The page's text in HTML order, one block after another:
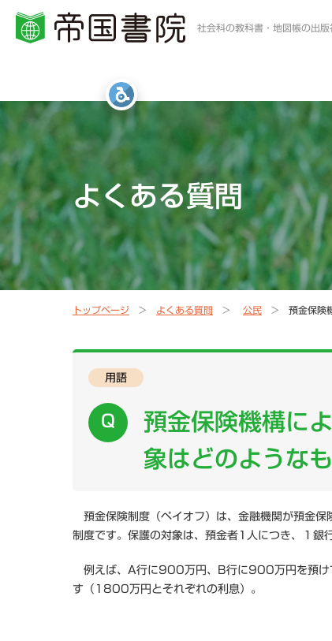
社会科の教科書・地図帳の出版
小学校・中学校の方
社会科教科書
社会科資料集・ワーク
指導書Webサポート
一般向け
よくある質問
高等学校の方
地歴科・公民科 教科書
資料集・準拠ノート・統計
指導書Webサポート
定期刊行冊子
ニュース一覧
一般・書店員の方
地図帳・一般書籍 図
地球儀
統計・白地図・写真
よくある質問
トップページ よくある質問 公民 預金保険
用語
預金保険機構に
象はどのような
預金保険制度（ペイオフ）は、金融機関が預金保
制度です。保護の対象は、預金者1人につき、１
例えば、A行に900万円、B行に900万円を預け
す（1800万円とそれぞれの利息）。